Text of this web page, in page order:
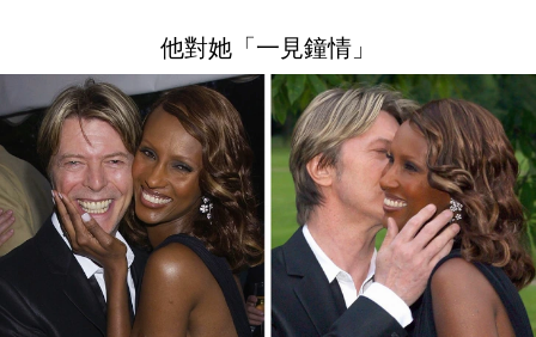
他對她「一見鐘情」